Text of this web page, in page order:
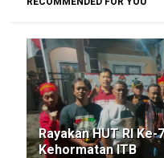
Rayakan HUT RI
Kehormatan ITB